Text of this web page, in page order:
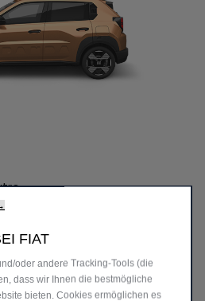
FIAT
oder andere Tracking-Tools (die
dass wir Ihnen die bestmögliche
bieten. Cookies ermöglichen es